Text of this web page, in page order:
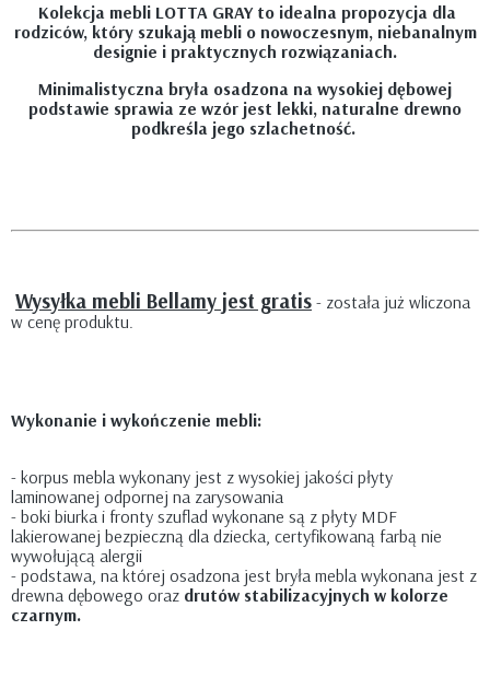
Kolekcja mebli LOTTA GRAY to idealna propozycja dla
rodziców, który szukają mebli o nowoczesnym, niebanalnym
designie i praktycznych rozwiązaniach.
Minimalistyczna bryła osadzona na wysokiej dębowej
podstawie sprawia ze wzór jest lekki, naturalne drewno
podkreśla jego szlachetność.
Wysyłka mebli Bellamy jest gratis - została już wliczona
w cenę produktu.
Wykonanie i wykończenie mebli:
- korpus mebla wykonany jest z wysokiej jakości płyty
laminowanej odpornej na zarysowania
- boki biurka i fronty szuflad wykonane są z płyty MDF
lakierowanej bezpieczną dla dziecka, certyfikowaną farbą nie
wywołującą alergii
- podstawa, na której osadzona jest bryła mebla wykonana jest z
drewna dębowego oraz drutów stabilizacyjnych w kolorze
czarnym.